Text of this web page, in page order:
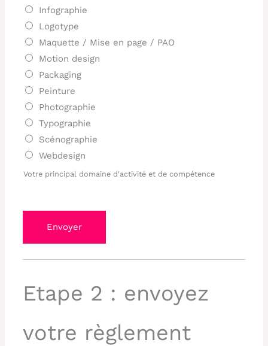
Infographie
Logotype
Maquette / Mise en page / PAO
Motion design
Packaging
Peinture
Photographie
Typographie
Scénographie
Webdesign
Votre principal domaine d'activité et de compétence
Envoyer
Etape 2 : envoyez
votre règlement